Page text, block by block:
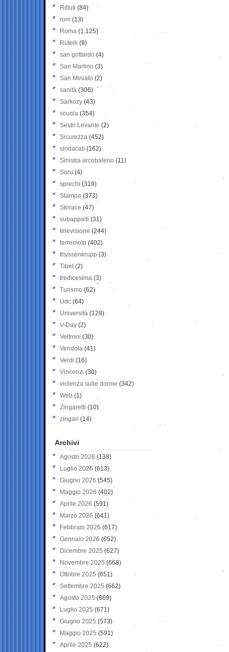
Rifiuti (84)
rom (13)
Roma (1.125)
Rutelli (9)
san gottardo (4)
San Martino (3)
San Miniato (2)
sanità (306)
Sarkozy (43)
scuola (354)
Sestri Levante (2)
Sicurezza (452)
sindacati (162)
Sinistra arcobaleno (11)
Soru (4)
sprechi (319)
Stampa (373)
Storace (47)
subappalti (31)
televisione(244)
terremoto (402)
thyssenkrupp (3)
Tibet(2)
tredicesima (3)
Turismo (62)
Udc (64)
Università (128)
V-Day (2)
Veltroni (30)
Vendola (41)
Verdi (16)
Vincenzi (30)
violenza sulle donne (342)
Web (1)
Zingaretti (10)
zingari (14)
Archivi
Agosto 2026 (138)
Luglio 2026 (613)
Giugno 2026 (545)
Maggio 2026 (402)
Aprile 2026 (591)
Marzo 2026 (641)
Febbraio 2026 (617)
Gennaio 2026 (652)
Dicembre 2025 (627)
Novembre 2025 (668)
Ottobre 2025 (651)
Settembre 2025 (662)
Agosto 2025 (669)
Luglio 2025 (671)
Giugno 2025 (573)
Maggio 2025 (591)
Aprile 2025 (622)